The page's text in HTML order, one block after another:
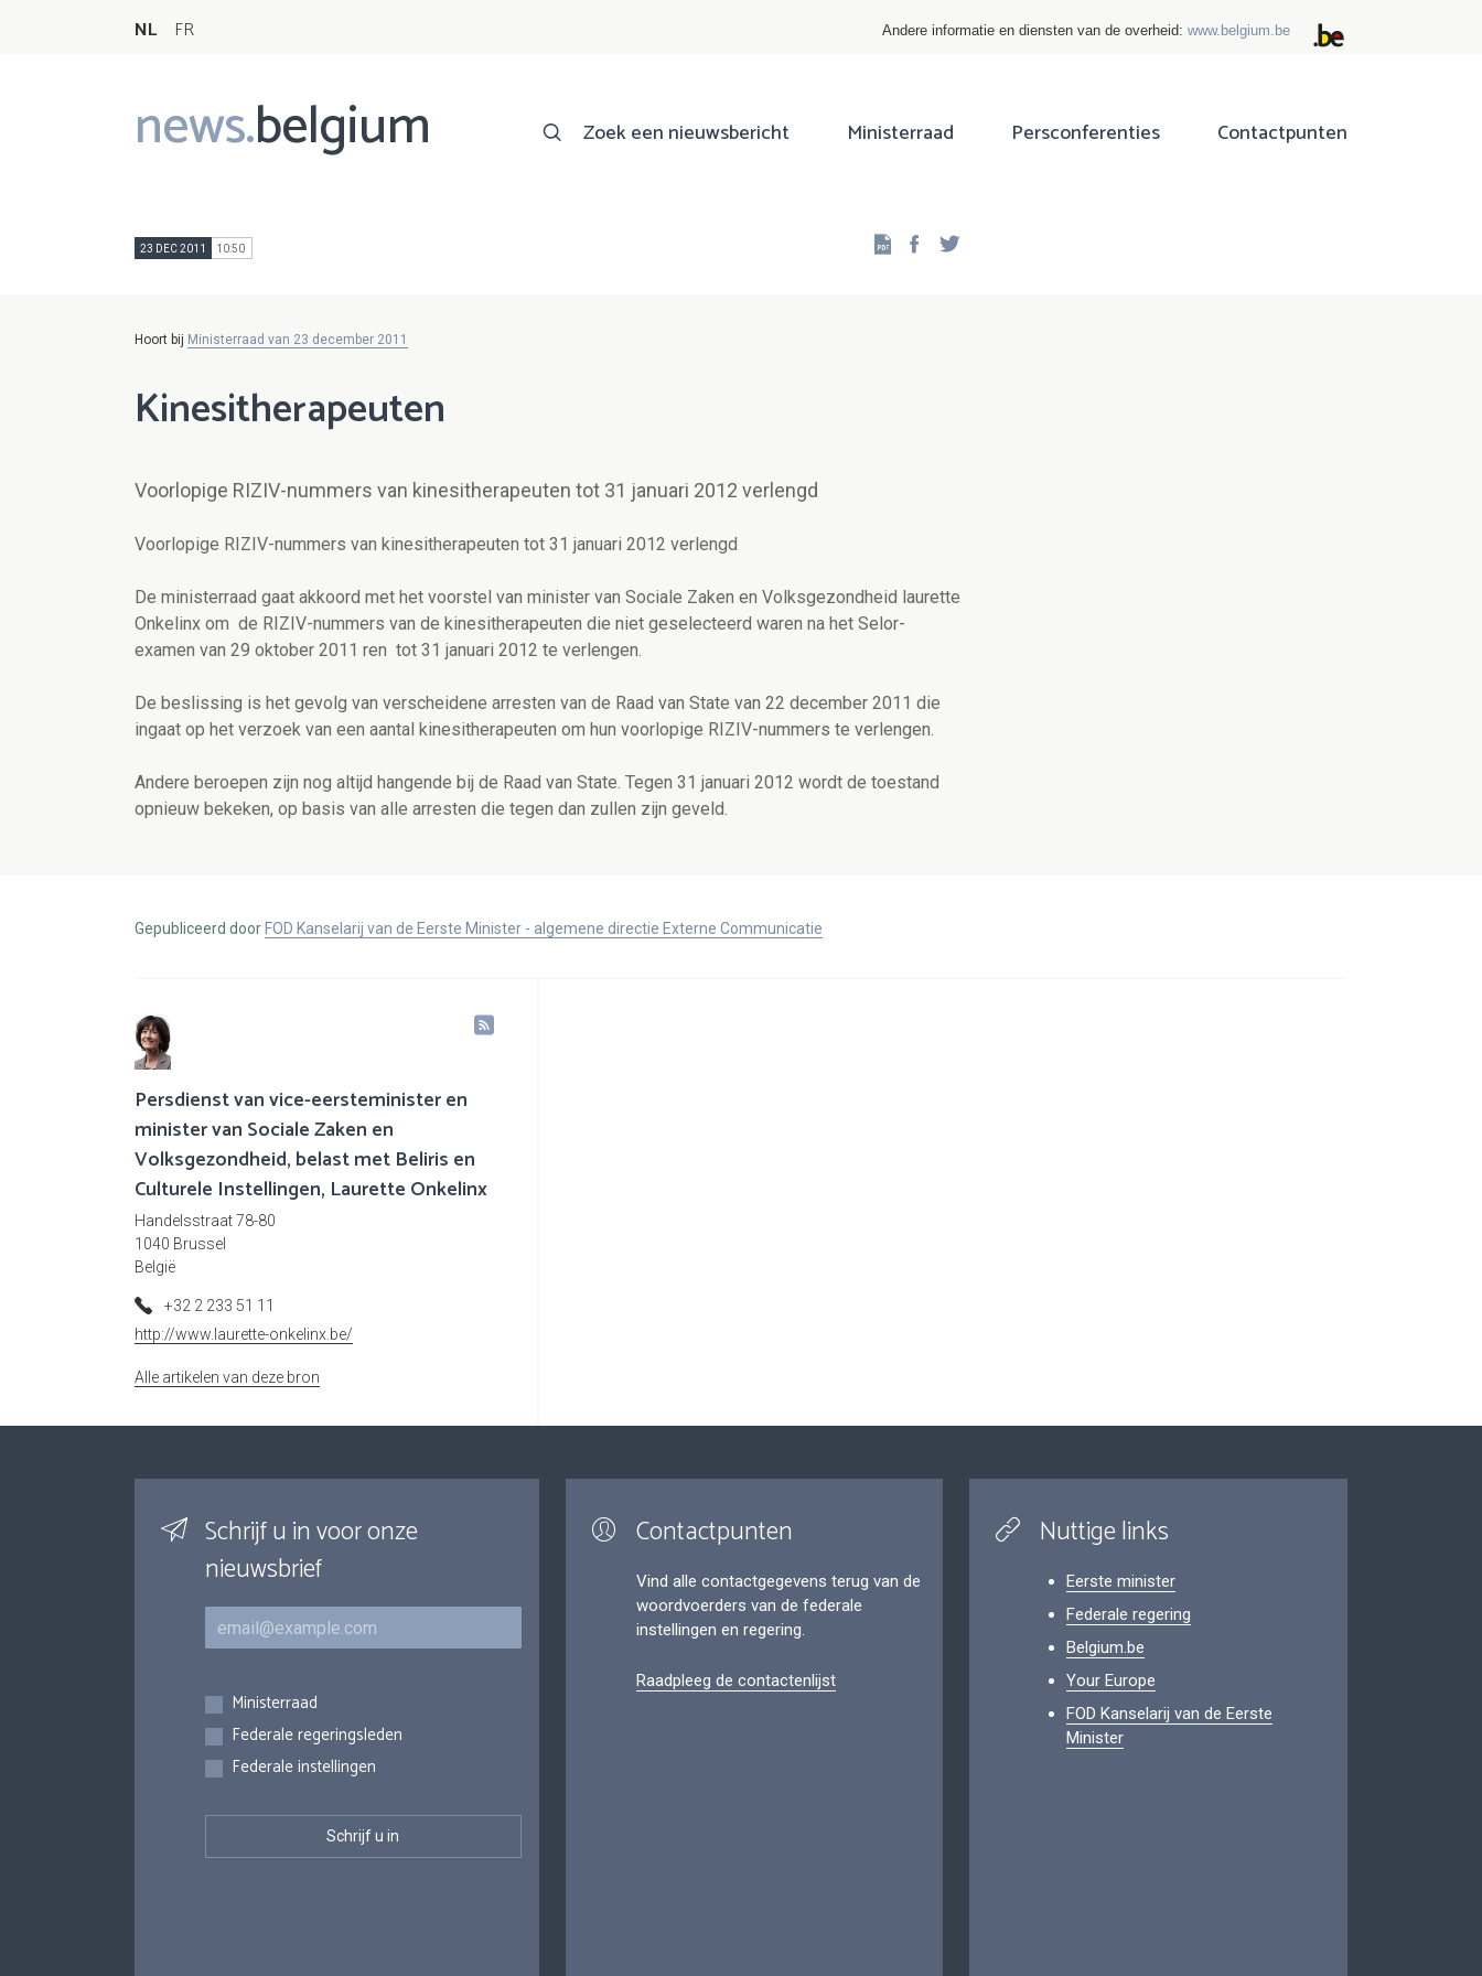
NL FR Andere informatie en diensten van de overheid: www.belgium.be
news.belgium
Main
navigation
Zoek een nieuwsbericht Ministerraad Persconferenties Contactpunten
23 DEC 2011 10:50 Facebook
Hoort bij Ministerraad van 23 december 2011
Kinesitherapeuten
Voorlopige RIZIV-nummers van kinesitherapeuten tot 31 januari 2012 verlengd
Voorlopige RIZIV-nummers van kinesitherapeuten tot 31 januari 2012 verlengd
De ministerraad gaat akkoord met het voorstel van minister van Sociale Zaken en Volksgezondheid laurette
Onkelinx om de RIZIV-nummers van de kinesitherapeuten die niet geselecteerd waren na het Selor-
examen van 29 oktober 2011 ren tot 31 januari 2012 te verlengen.
De beslissing is het gevolg van verscheidene arresten van de Raad van State van 22 december 2011 die
ingaat op het verzoek van een aantal kinesitherapeuten om hun voorlopige RIZIV-nummers te verlengen.
Andere beroepen zijn nog altijd hangende bij de Raad van State. Tegen 31 januari 2012 wordt de toestand
opnieuw bekeken, op basis van alle arresten die tegen dan zullen zijn geveld.
Gepubliceerd door FOD Kanselarij van de Eerste Minister - algemene directie Externe Communicatie
Persdienst van vice-eersteminister en
minister van Sociale Zaken en
Volksgezondheid, belast met Beliris en
Culturele Instellingen, Laurette Onkelinx
Handelsstraat 78-80
1040 Brussel
België
+32 2 233 51 11
http://www.laurette-onkelinx.be/
Alle artikelen van deze bron
Schrijf u in voor onze
nieuwsbrief
E-mail
Inschrijvingen
Ministerraad
Federale regeringsleden
Federale instellingen
Contactpunten
Vind alle contactgegevens terug van de
woordvoerders van de federale
instellingen en regering.
Raadpleeg de contactenlijst
Nuttige links
Eerste minister
Federale regering
Belgium.be
Your Europe
FOD Kanselarij van de Eerste
Minister